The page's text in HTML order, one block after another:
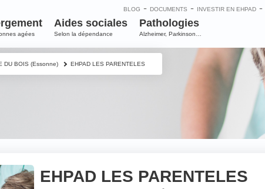
BLOG - DOCUMENTS - INVESTIR EN EHPAD-
agées
Aides sociales
Selon la dépendance
Pathologies
Alzheimer, Parkinson…
EHPAD LES PARENTELES
DU BOIS (Essonne) EHPAD LES PARENTELES